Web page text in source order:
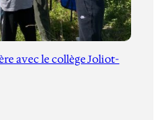
avec le collège Joliot-